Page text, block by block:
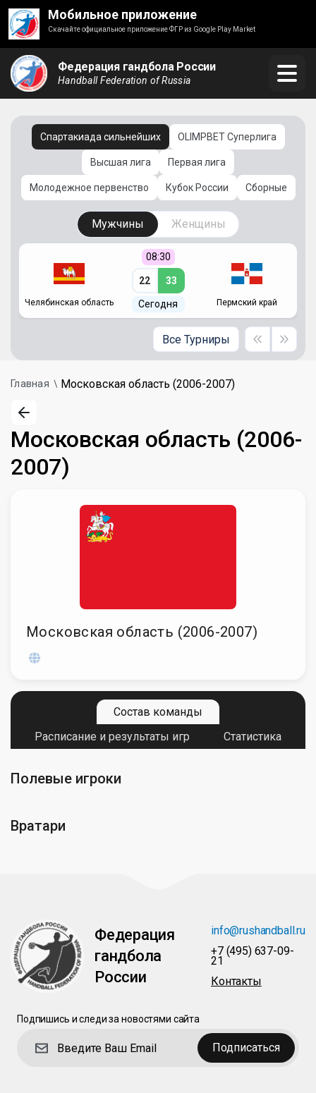
Мобильное приложение
Скачайте официальное приложение ФГР из Google Play Market
Федерация гандбола России
Handball Federation of Russia
Спартакиада сильнейших OLIMPBET Суперлига
Высшая лига Первая лига
Молодежное первенство Кубок России Сборные
Мужчины Женщины
Челябинская область
08:30
22 33
Сегодня Пермский край
Все Турниры
Главная Московская область (2006-2007)
Московская область (2006-
2007)
Московская область (2006-2007)
Состав команды
Расписание и результаты игр
Статистика
Полевые игроки
Вратари
Федерация
гандбола
России
info@rushandball.ru
+7 (495) 637-09-
21
Контакты
Подпишись и следи за новостями сайта
Подписаться